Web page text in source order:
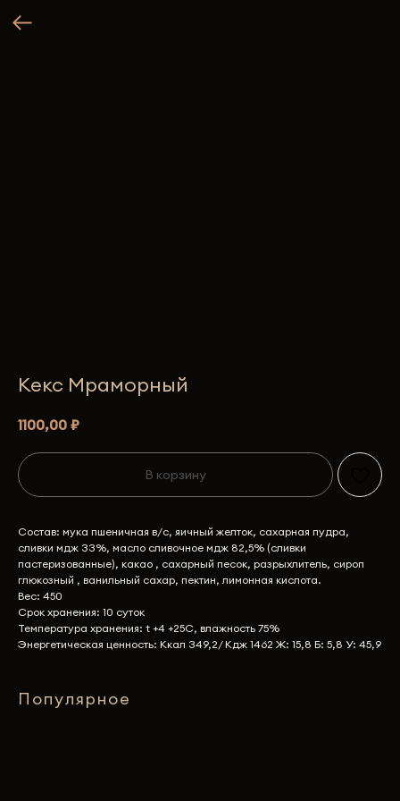
Кекс Мраморный
1100,00 ₽
В корзину
Состав: мука пшеничная в/с, яичный желток, сахарная пудра,
сливки мдж 33%, масло сливочное мдж 82,5% (сливки
пастеризованные), какао , сахарный песок, разрыхлитель, сироп
глюкозный , ванильный сахар, пектин, лимонная кислота.
Вес: 450
Срок хранения: 10 суток
Температура хранения: t +4 +25C, влажность 75%
Энергетическая ценность: Ккал 349,2/ Кдж 1462 Ж: 15,8 Б: 5,8 У: 45,9
Популярное